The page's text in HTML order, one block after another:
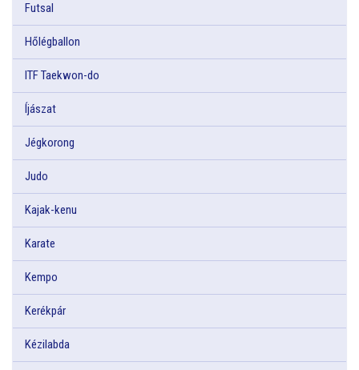
Futsal
Hőlégballon
ITF Taekwon-do
Íjászat
Jégkorong
Judo
Kajak-kenu
Karate
Kempo
Kerékpár
Kézilabda